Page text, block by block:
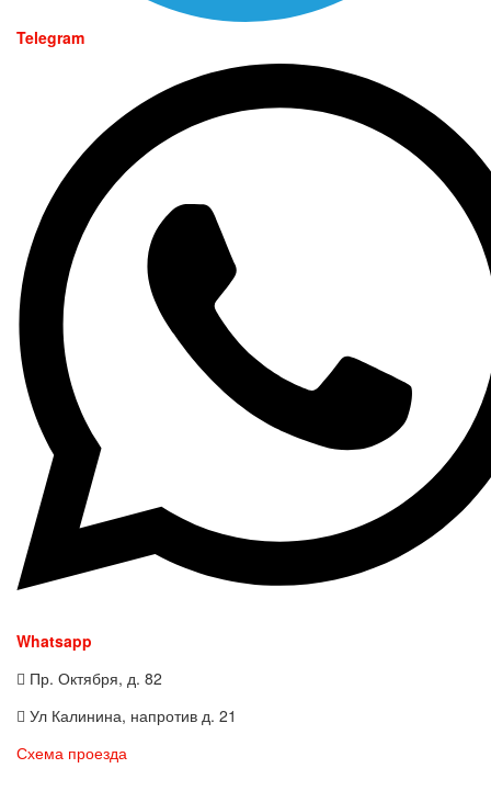
Telegram
Whatsapp
Пр. Октября, д. 82
Ул Калинина, напротив д. 21
Схема проезда